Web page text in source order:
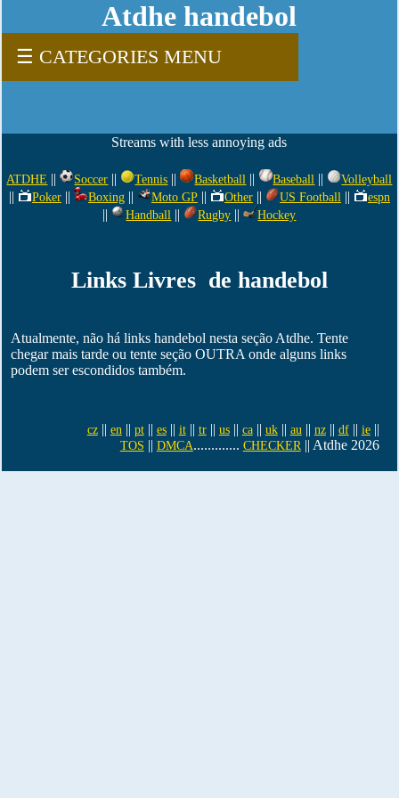
Atdhe handebol
☰ CATEGORIES MENU
Streams with less annoying ads
ATDHE || Soccer || Tennis || Basketball || Baseball || Volleyball
|| Poker|| Boxing|| Moto GP|| Other|| US Football || espn
|| Handball || Rugby || Hockey
Links Livres de handebol
Atualmente, não há links handebol nesta seção Atdhe. Tente
chegar mais tarde ou tente seção OUTRA onde alguns links
podem ser escondidos também.
cz|| en || pt|| es|| it|| tr|| us|| ca|| uk|| au || nz|| df|| ie||
TOS || DMCA............. CHECKER || Atdhe 2026